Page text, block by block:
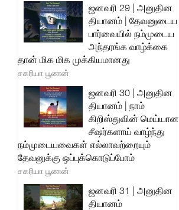
ஜனவரி 29 | அனுதின
தியானம் | தேவனுடைய
பார்வையில் நம்முடைய
அந்தரங்க வாழ்க்கை
தான் மிக மிக முக்கியமானது
சகரியா பூணன்
ஜனவரி 30 | அனுதின
தியானம் | நாம்
கிறிஸ்துவின் மெய்யான
சீஷர்களாய் வாழ்ந்து
நம்முடையவைகள் எல்லாவற்றையும்
தேவனுக்கு ஒப்புக்கொடுப்போம்
சகரியா பூணன்
ஜனவரி 31 | அனுதின
தியானம்